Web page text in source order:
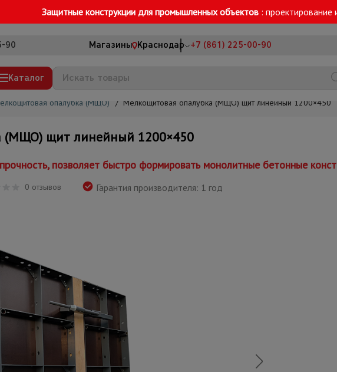
Защитные конструкции для промышленных объектов : проектирование
90 Магазины Краснодар +7 (861) 225-00-90
Каталог
строительства
работы с арматурой
бетонных работ
опалубка (МЩО) / Мелкощитовая опалубка (МЩО) щит линейный 1200×450
(МЩО) щит линейный 1200×450
позволяет быстро формировать монолитные бетонные
0 отзывов Гарантия производителя: 1 год